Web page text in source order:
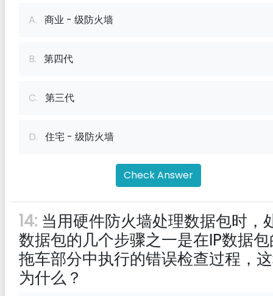
A. 商业 - 级防火墙
B. 第四代
C. 第三代
D. 住宅 - 级防火墙
Check Answer
14: 当用硬件防火墙处理数据包时，
数据包的几个步骤之一是在IP数据
拖车部分中执行的错误检查过程，
为什么？